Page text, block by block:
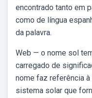
encontrado tanto em
como de língua
da palavra.
Web — o nome sol
carregado de
nome faz referência
sistema solar que